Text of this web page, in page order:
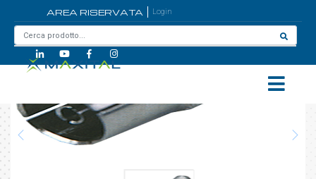
AREA RISERVATA Login
Home / IECBU-FBU